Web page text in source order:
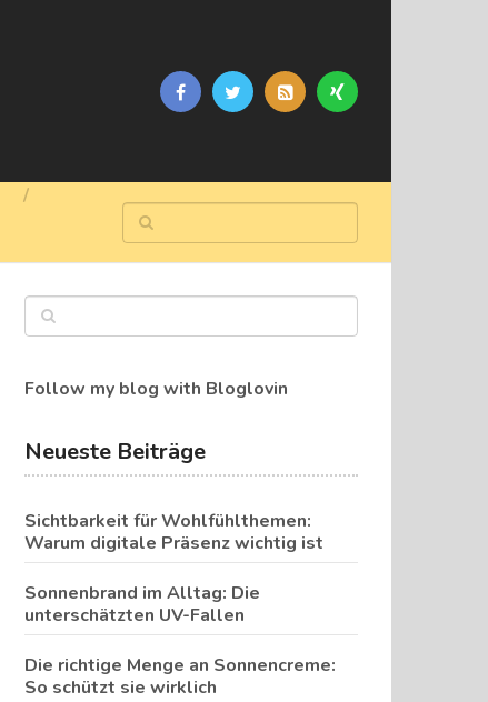
Follow my blog with Bloglovin
Neueste Beiträge
Sichtbarkeit für Wohlfühlthemen:
Warum digitale Präsenz wichtig ist
Sonnenbrand im Alltag: Die
unterschätzten UV-Fallen
Die richtige Menge an Sonnencreme:
So schützt sie wirklich